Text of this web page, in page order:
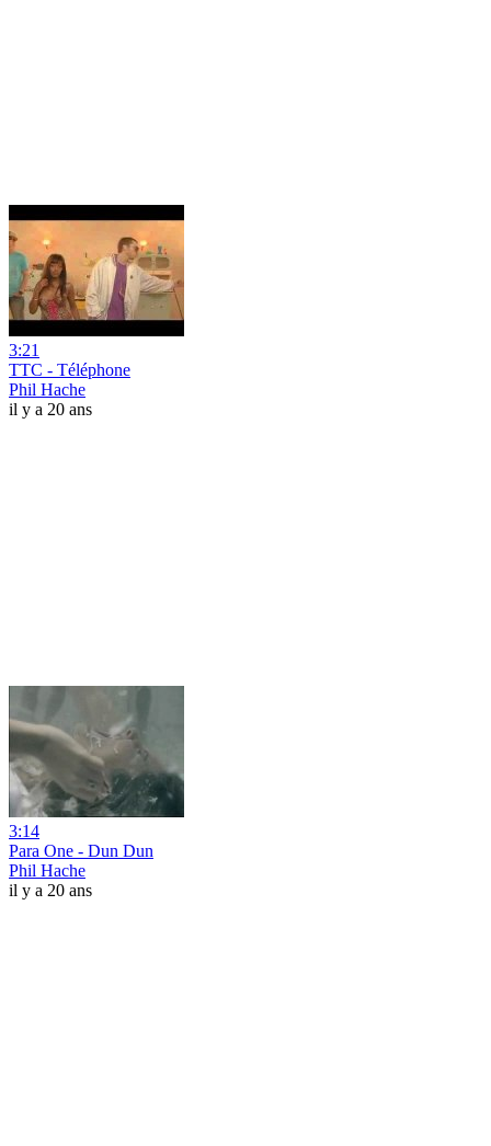
3:21
TTC - Téléphone
Phil Hache
il y a 20 ans
3:14
Para One - Dun Dun
Phil Hache
il y a 20 ans